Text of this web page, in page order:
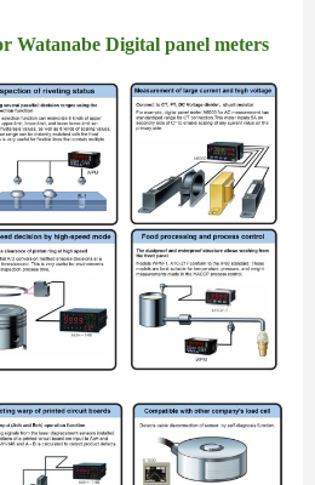
Watanabe Digital panel meters
series: Sản phẩm tối ưu cho ứng
AME ENGINEERING: Nhà phân phối
chính hãng cảm biến nhiệt độ
Okazaki Japan
AME ENGINEERING: Đại lý cung cấp
van điện từ UniD
Giới thiệu giải pháp đo lưu lượng
của hãng ALIA (USA)